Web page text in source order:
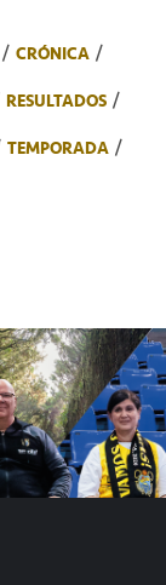
CRÓNICA
RESULTADOS
TEMPORADA